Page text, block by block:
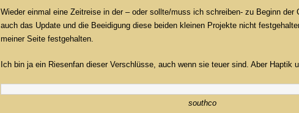
Wieder einmal eine Zeitreise in der – oder sollte/muss ich schreiben- zu Beginn
auch das Update und die Beeidigung diese beiden kleinen Projekte nicht
meiner Seite festgehalten.
Ich bin ja ein Riesenfan dieser Verschlüsse, auch wenn sie teuer sind. Aber Haptik
southco